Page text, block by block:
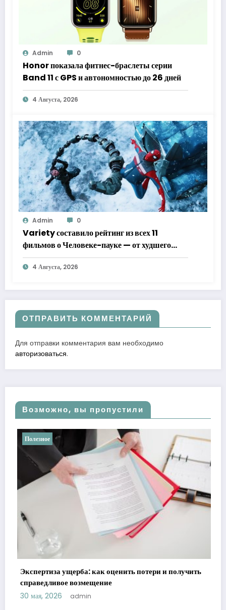
Admin 0
Honor показала фитнес-браслеты серии
Band 11 с GPS и автономностью до 26 дней
4 Августа, 2026
Admin 0
Variety составило рейтинг из всех 11
фильмов о Человеке-пауке — от худшего
к лучшему
4 Августа, 2026
ОТПРАВИТЬ КОММЕНТАРИЙ
Для отправки комментария вам необходимо
авторизоваться.
Возможно, вы пропустили
и получить
Полезное
21 мая, 2026 admin